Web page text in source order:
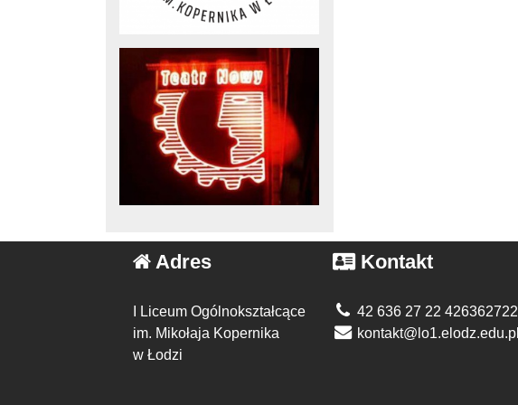
Adres
I Liceum Ogólnokształcące
im. Mikołaja Kopernika
w Łodzi
Kontakt
42 636 27 22 426362722
kontakt@lo1.elodz.edu.pl